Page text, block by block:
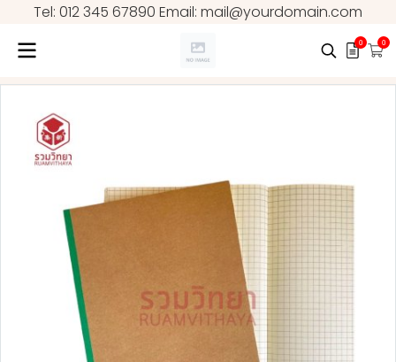
Tel: 012 345 67890 Email: mail@yourdomain.com
0 0